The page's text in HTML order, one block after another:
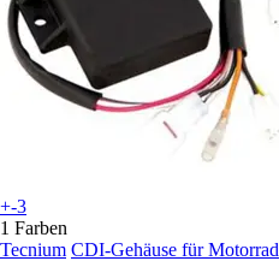
+-3
1 Farben
Tecnium CDI-Gehäuse für Motorrad